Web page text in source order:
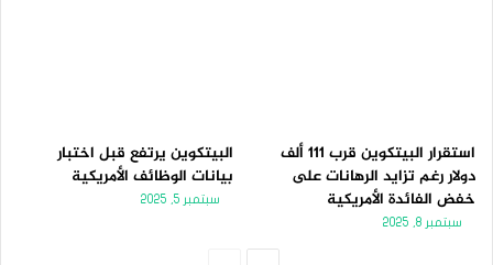
استقرار البيتكوين قرب 111 ألف
دولار رغم تزايد الرهانات على
خفض الفائدة الأمريكية
سبتمبر 8, 2025
البيتكوين يرتفع قبل اختبار
بيانات الوظائف الأمريكية
سبتمبر 5, 2025